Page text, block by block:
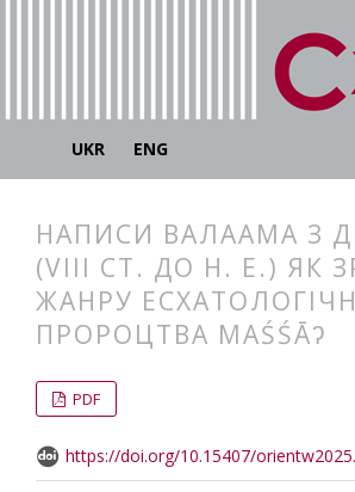
UKR ENG
НАПИСИ ВАЛААМА З
(VIII СТ. ДО Н. Е.) ЯК
ЖАНРУ
ПРОРОЦТВА MAŚŚĀʔ
PDF
https://doi.org/10.15407/